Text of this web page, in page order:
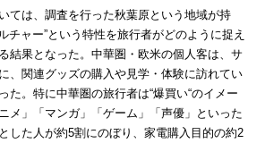
ては、調査を行った秋葉原という地域が持
チャー”という特性を旅行者がどのように捉え
結果となった。中華圏・欧米の個人客は、サ
、関連グッズの購入や見学・体験に訪れてい
た。特に中華圏の旅行者は“爆買い“のイメー
メ」「マンガ」「ゲーム」「声優」といった
した人が約5割にのぼり、家電購入目的の約2